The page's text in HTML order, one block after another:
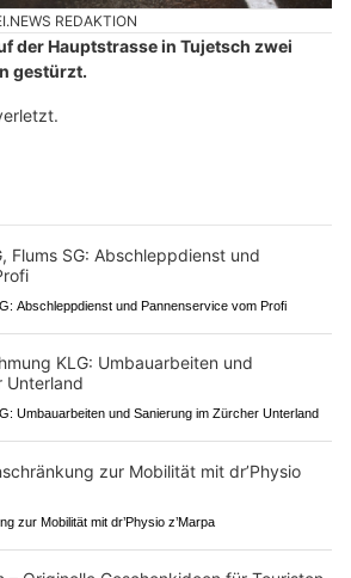
REDAKTION
der Hauptstrasse in Tujetsch zwei
gestürzt.
Abschleppdienst und Pannenservice vom Profi
Umbauarbeiten und Sanierung im Zürcher Unterland
zur Mobilität mit dr’Physio z’Marpa